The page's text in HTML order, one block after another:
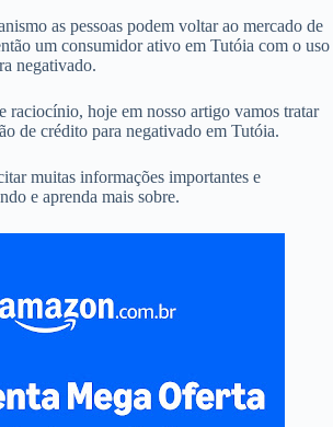
as pessoas podem voltar ao mercado de
um consumidor ativo em Tutóia com o uso
negativado.
raciocínio, hoje em nosso artigo vamos tratar
de crédito para negativado em Tutóia.
muitas informações importantes e
e aprenda mais sobre.